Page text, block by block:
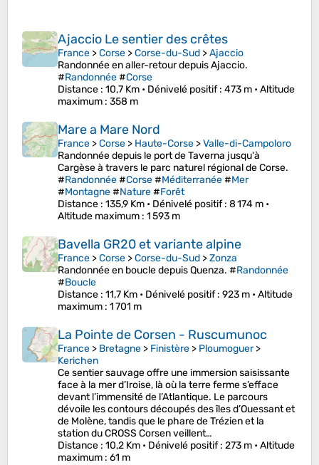
Ajaccio Le sentier des crêtes
France >Corse >Corse-du-Sud >Ajaccio
Randonnée en aller-retour depuis Ajaccio.
#Randonnée#Corse
Distance : 10,7 Km • Dénivelé positif: 473 m •Altitude
maximum : 358 m
Mare a Mare Nord
France >Corse > Haute-Corse >Valle-di-Campoloro
Randonnée depuis le port de Taverna jusqu'à
Cargèse à travers le parc naturel régional de Corse.
#Randonnée#Corse#Méditerranée#Mer
#Montagne#Nature#Forêt
Distance : 135,9 Km • Dénivelé positif: 8 174 m •
Altitude maximum : 1 593 m
Bavella GR20 et variante alpine
France >Corse >Corse-du-Sud >Zonza
Randonnée en boucle depuis Quenza. #Randonnée
#Boucle
Distance : 11,7 Km • Dénivelé positif: 923 m •Altitude
maximum : 1 701 m
La Pointe de Corsen - Ruscumunoc
France > Bretagne > Finistère > Ploumoguer>
Kerichen
Ce sentier sauvage offre une immersion saisissante
face à la mer d’Iroise, là où la terre ferme s’efface
devant l’immensité de l’Atlantique. Le parcours
dévoile les contours découpés des îles d’Ouessant et
de Molène, tandis que le phare de Trézien et la
station du CROSS Corsen veillent…
Distance : 10,2 Km • Dénivelé positif: 273 m •Altitude
maximum : 61 m